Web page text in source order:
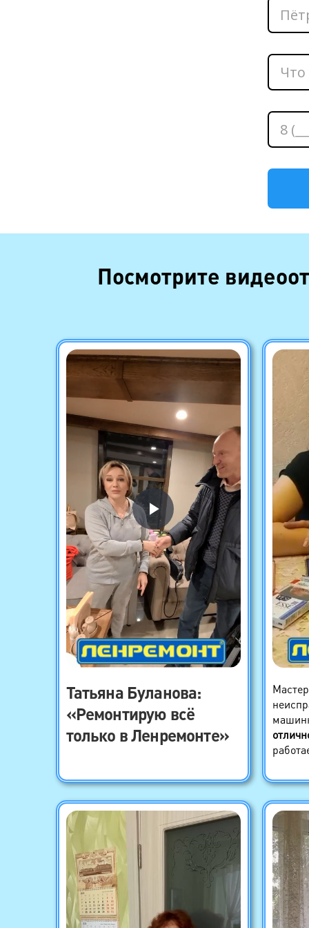
Посмотрите
Татьяна Буланова:
«Ремонтирую всё
только в Ленремонте»